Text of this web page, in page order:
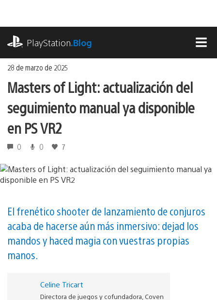
contenido
PlayStation.Blog
28 de marzo de 2025
Masters of Light: actualización del
seguimiento manual ya disponible
en PS VR2
0 0 7
El frenético shooter de lanzamiento de conjuros
acaba de hacerse aún más inmersivo: dejad los
mandos y haced magia con vuestras propias
manos.
Celine Tricart
Directora de juegos y cofundadora, Coven